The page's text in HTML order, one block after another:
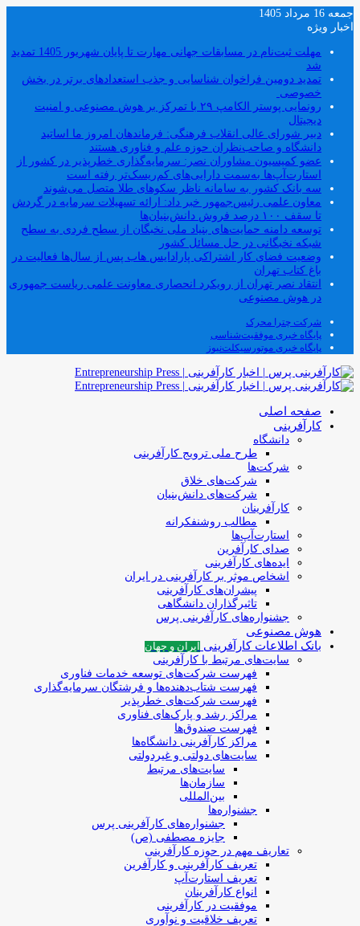
جمعه 16 مرداد 1405
اخبار ویژه
مهلت ثبت‌نام در مسابقات جهانی مهارت تا پایان شهریور 1405 تمدید
شد
تمدید دومین فراخوان شناسایی و جذب استعدادهای برتر در بخش
خصوصی
رونمایی پوستر الکامپ ۲۹ با تمرکز بر هوش مصنوعی و امنیت
دیجیتال
دبیر شورای عالی انقلاب فرهنگی: فرماندهان امروز ما اساتید
دانشگاه و صاحب‌نظران حوزه علم و فناوری هستند
عضو کمیسیون مشاوران نصر: سرمایه‌گذاری خطرپذیر در کشور از
استارت‌آپ‌ها به‌سمت دارایی‌های کم‌ریسک‌تر رفته است
سه بانک کشور به سامانه ناظر سکوهای طلا متصل می‌شوند
معاون علمی رئیس‌جمهور خبر داد: ارائه تسهیلات سرمایه در گردش
تا سقف ۱۰۰ درصد فروش دانش‌بنیان‌ها
توسعه دامنه حمایت‌های بنیاد ملی نخبگان از سطح فردی به سطح
شبکه نخبگانی در حل مسائل کشور
وضعیت فضای کار اشتراکی پارادایس هاب پس از سال‌ها فعالیت در
باغ کتاب تهران
انتقاد نصر تهران از رویکرد انحصاری معاونت علمی ریاست جمهوری
در هوش مصنوعی
شرکت چترا محرک
پایگاه خبری موفقیت‌شناسی
پایگاه خبری موتورسیکلت‌نیوز
صفحه اصلی
کارآفرینی
دانشگاه
طرح ملی ترویج کارآفرینی
شرکت‌ها
شرکت‌های خلاق
شرکت‌های دانش‌بنیان
کارآفرینان
مطالب روشنفکرانه
استارت‌آپ‌ها
صدای کارآفرین
ایده‌های کارآفرینی
اشخاص موثر بر کارآفرینی در ایران
پیشران‌های کارآفرینی
تاثیرگذاران دانشگاهی
جشنواره‌های کارآفرینی‌ پرس
هوش مصنوعی
بانک اطلاعات کارآفرینی
ایران و جهان
سایت‌های مرتبط با کارآفرینی
فهرست شرکت‌های‌‌ توسعه‌ خدمات فناوری
فهرست شتاب‌دهنده‌ها‌ و فرشتگان‌ سرمایه‌گذاری
فهرست شرکت‌های خطرپذیر
مراکز رشد و پارک‌های فناوری
فهرست صندوق‌ها
مراکز کارآفرینی دانشگاه‌ها
سایت‌های دولتی و غیردولتی
سایت‌های مرتبط
سازمان‌ها
بین‌المللی
جشنواره‌ها
جشنواره‌های کارآفرینی‌ پرس
جایزه مصطفی (ص)
تعاریف مهم در حوزه کارآفرینی
تعریف کارآفرینی و کارآفرین
تعریف استارت‌آپ
انواع کارآفرینان
موفقیت در کارآفرینی
تعریف خلاقیت و نوآوری